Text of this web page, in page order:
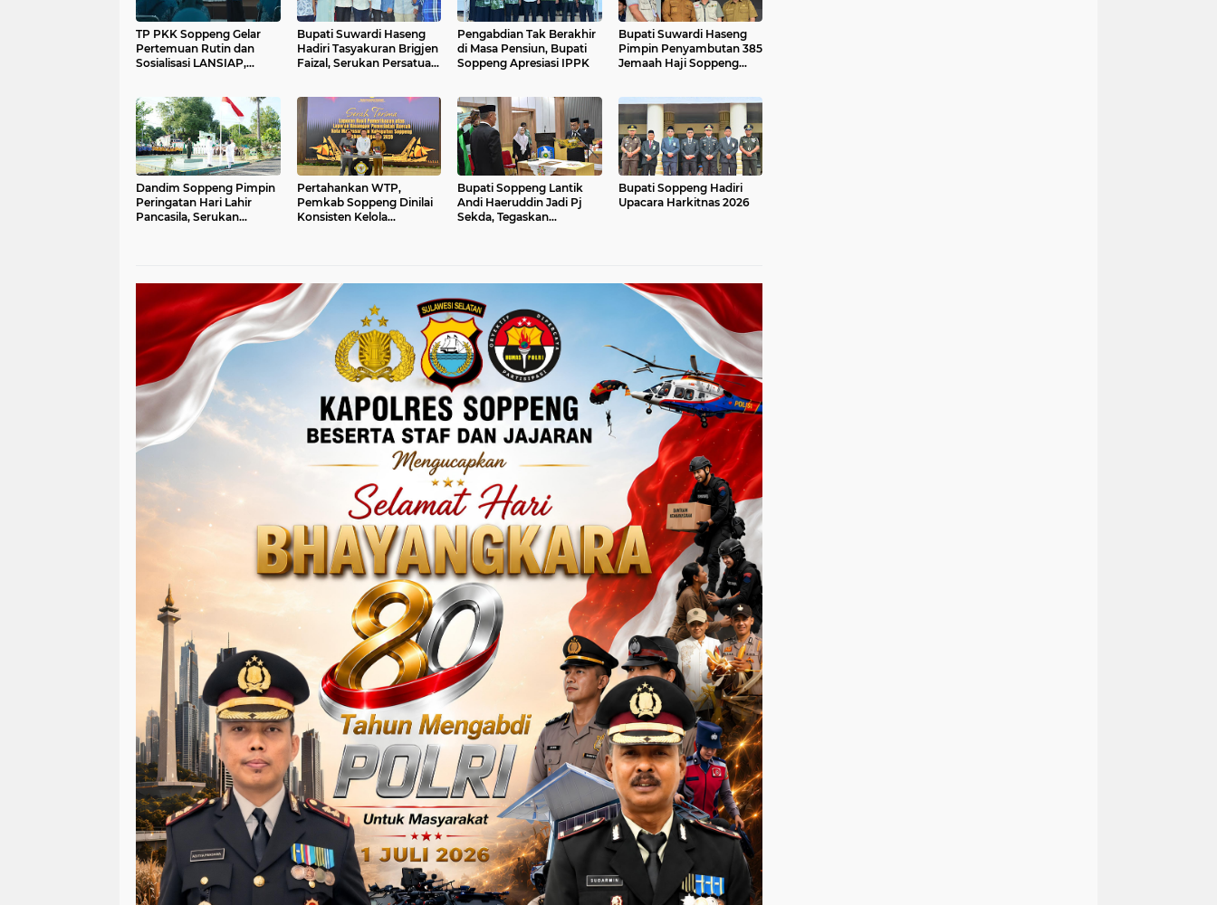
TP PKK Soppeng Gelar
Pertemuan Rutin dan
Sosialisasi LANSIAP,
Bupati Suwardi Haseng
Hadiri Tasyakuran Brigjen
Faizal, Serukan Persatuan
Pengabdian Tak Berakhir
di Masa Pensiun, Bupati
Soppeng Apresiasi IPPK
Bupati Suwardi Haseng
Pimpin Penyambutan 385
Jemaah Haji Soppeng
Dandim Soppeng Pimpin
Peringatan Hari Lahir
Pancasila, Serukan
Pertahankan WTP,
Pemkab Soppeng Dinilai
Konsisten Kelola
Bupati Soppeng Lantik
Andi Haeruddin Jadi Pj
Sekda, Tegaskan
Bupati Soppeng Hadiri
Upacara Harkitnas 2026